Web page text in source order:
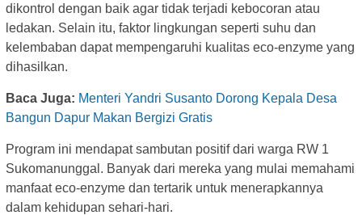
dikontrol dengan baik agar tidak terjadi kebocoran atau
ledakan. Selain itu, faktor lingkungan seperti suhu dan
kelembaban dapat mempengaruhi kualitas eco-enzyme yang
dihasilkan.
Baca Juga: Menteri Yandri Susanto Dorong Kepala Desa
Bangun Dapur Makan Bergizi Gratis
Program ini mendapat sambutan positif dari warga RW 1
Sukomanunggal. Banyak dari mereka yang mulai memahami
manfaat eco-enzyme dan tertarik untuk menerapkannya
dalam kehidupan sehari-hari.